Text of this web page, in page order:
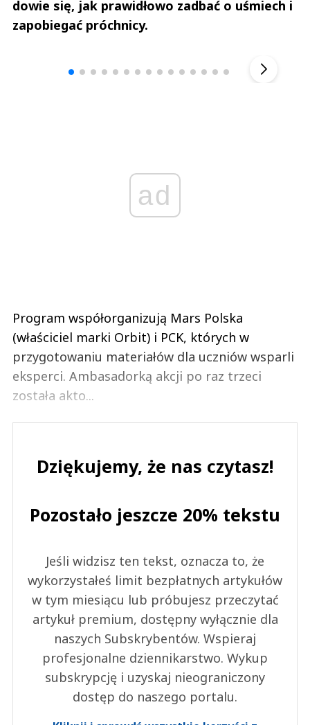
dowie się, jak prawidłowo zadbać o uśmiech i
zapobiegać próchnicy.
ad
Program współorganizują Mars Polska
(właściciel marki Orbit) i PCK, których w
przygotowaniu materiałów dla uczniów wsparli
eksperci. Ambasadorką akcji po raz trzeci
została akto...
Dziękujemy, że nas czytasz!
Pozostało jeszcze 20% tekstu
Jeśli widzisz ten tekst, oznacza to, że
wykorzystałeś limit bezpłatnych artykułów
w tym miesiącu lub próbujesz przeczytać
artykuł premium, dostępny wyłącznie dla
naszych Subskrybentów. Wspieraj
profesjonalne dziennikarstwo. Wykup
subskrypcję i uzyskaj nieograniczony
dostęp do naszego portalu.